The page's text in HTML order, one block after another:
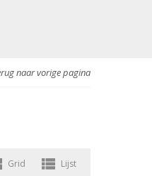
naar vorige pagina
Grid Lijst